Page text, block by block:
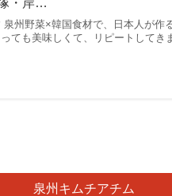
・岸…
泉州野菜×韓国食材で、日本人が
ても美味しくて、リピートしてき
泉州キムチアチム